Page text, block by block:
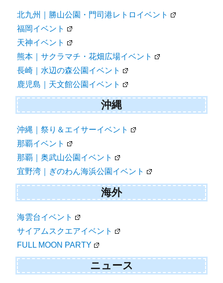
北九州｜勝山公園・門司港レトロイベント
福岡イベント
天神イベント
熊本｜サクラマチ・花畑広場イベント
長崎｜水辺の森公園イベント
鹿児島｜天文館公園イベント
沖縄
沖縄｜祭り＆エイサーイベント
那覇イベント
那覇｜奥武山公園イベント
宜野湾｜ぎのわん海浜公園イベント
海外
海雲台イベント
サイアムスクエアイベント
FULL MOON PARTY
ニュース